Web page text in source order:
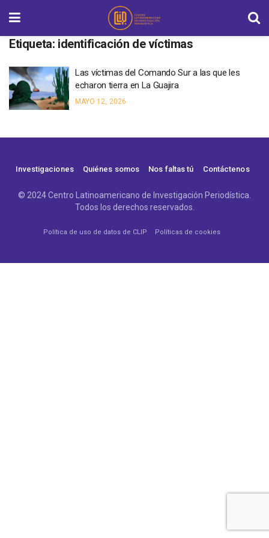
Etiqueta: identificación de víctimas
Las víctimas del Comando Sur a las que les
echaron tierra en La Guajira
MAYO 12, 2026
Investigaciones Quiénes somos Nos faltas tú Contáctenos
© 2024 Centro Latinoamericano de Investigación Periodística.
Todos los derechos reservados.
Política de uso de datos de CLIP Políticas de cookies